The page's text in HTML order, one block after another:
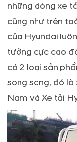
những dòng xe
cũng như trên
của Hyundai
tưởng cực cao
có 2 loại sản
song song, đó
Nam và Xe tải